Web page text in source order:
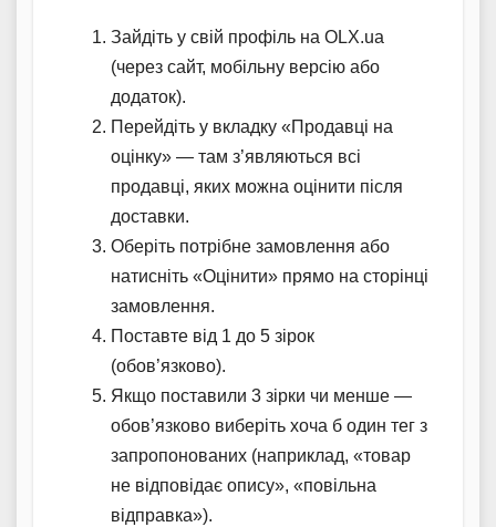
Зайдіть у свій профіль на OLX.ua
(через сайт, мобільну версію або
додаток).
Перейдіть у вкладку «Продавці на
оцінку» — там з’являються всі
продавці, яких можна оцінити після
доставки.
Оберіть потрібне замовлення або
натисніть «Оцінити» прямо на сторінці
замовлення.
Поставте від 1 до 5 зірок
(обов’язково).
Якщо поставили 3 зірки чи менше —
обов’язково виберіть хоча б один тег з
запропонованих (наприклад, «товар
не відповідає опису», «повільна
відправка»).